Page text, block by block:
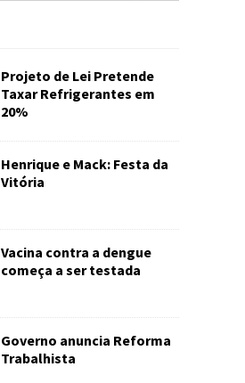
Projeto de Lei Pretende
Taxar Refrigerantes em
20%
Henrique e Mack: Festa da
Vitória
Vacina contra a dengue
começa a ser testada
Governo anuncia Reforma
Trabalhista